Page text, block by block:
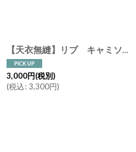
【天衣無縫】リブ キャミソール スーピマコットン オーガニックコットン 日本製 ピンク オフホワイト グレー
3,000円(税別)
(税込: 3,300円)